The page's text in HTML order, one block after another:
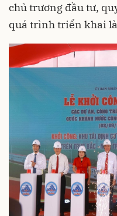
chủ trương đầu tư,
quá trình triển khai